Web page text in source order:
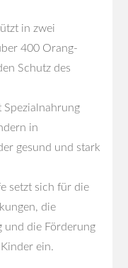
in zwei
400 Orang-
Schutz des
in
gesund und stark
setzt sich für die
die
und die Förderung
ein.